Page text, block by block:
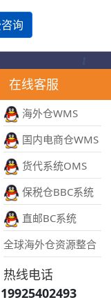
询
系统
在线客服
海外仓WMS
国内电商仓WMS
货代系统OMS
保税仓BBC系统
直邮BC系统
全球海外仓资源整合
热线电话
19925402493